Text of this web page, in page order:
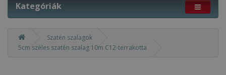
Kategóriák
Szatén szalagok
5cm széles szatén szalag 10m C12-terrakotta